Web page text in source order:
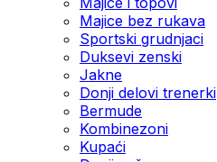
Majice bez rukava
Sportski grudnjaci
Duksevi zenski
Jakne
Donji delovi trenerki
Bermude
Kombinezoni
Kupaći